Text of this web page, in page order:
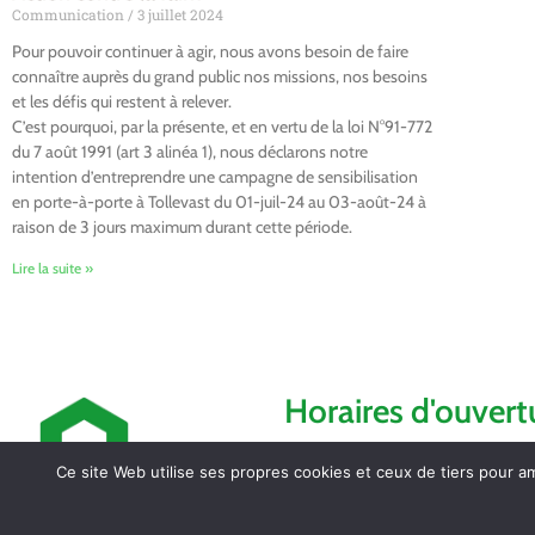
Communication 3 juillet 2024
Pour pouvoir continuer à agir, nous avons besoin de faire
connaître auprès du grand public nos missions, nos besoins
et les défis qui restent à relever.
C’est pourquoi, par la présente, et en vertu de la loi N°91-772
du 7 août 1991 (art 3 alinéa 1), nous déclarons notre
intention d’entreprendre une campagne de sensibilisation
en porte-à-porte à Tollevast du 01-juil-24 au 03-août-24 à
raison de 3 jours maximum durant cette période.
Lire la suite »
Horaires
Lundi de 14h à 17h
Ce site Web utilise ses propres cookies et ceux de tiers pour